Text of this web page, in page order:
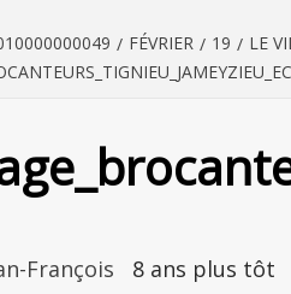
FÉVRIER 19
LE
François 8 ans plus tôt